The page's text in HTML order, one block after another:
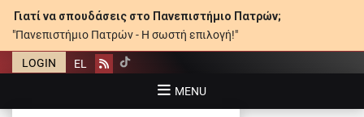
Γιατί να σπουδάσεις στο Πανεπιστήμιο Πατρών;
"Πανεπιστήμιο Πατρών - Η σωστή επιλογή!"
LOGIN EL Rss
MENU